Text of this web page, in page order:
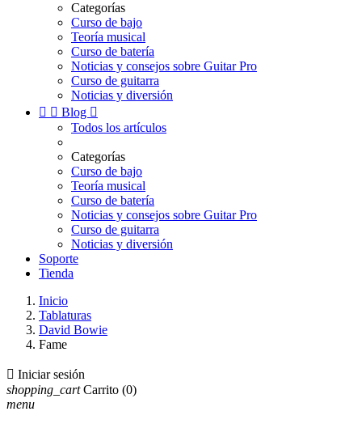
Categorías
Curso de bajo
Teoría musical
Curso de batería
Noticias y consejos sobre Guitar Pro
Curso de guitarra
Noticias y diversión
  Blog 
Todos los artículos
Categorías
Curso de bajo
Teoría musical
Curso de batería
Noticias y consejos sobre Guitar Pro
Curso de guitarra
Noticias y diversión
Soporte
Tienda
Inicio
Tablaturas
David Bowie
Fame
 Iniciar sesión
shopping_cart Carrito (0)
menu